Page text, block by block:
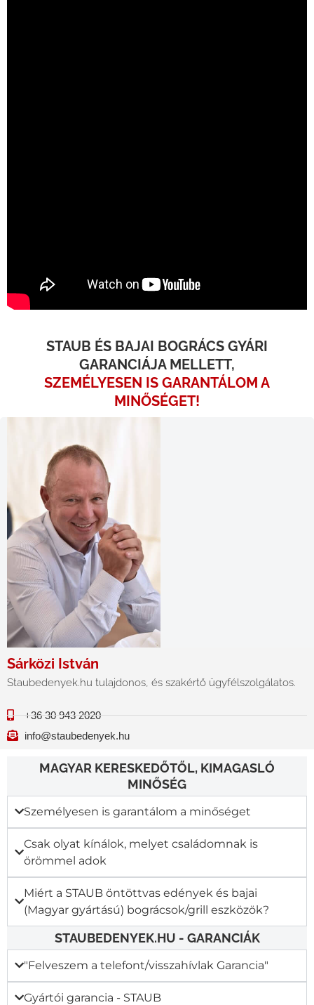
STAUB ÉS BAJAI BOGRÁCS GYÁRI
GARANCIÁJA MELLETT,
SZEMÉLYESEN IS GARANTÁLOM A
MINŐSÉGET!
Sárközi István
Staubedenyek.hu tulajdonos, és szakértő ügyfélszolgálatos.
+36 30 943 2020
info@staubedenyek.hu
MAGYAR KERESKEDŐTŐL, KIMAGASLÓ
MINŐSÉG
Személyesen is garantálom a minőséget
Csak olyat kínálok, melyet családomnak is
örömmel adok
Miért a STAUB öntöttvas edények és bajai
(Magyar gyártású) bográcsok/grill eszközök?
STAUBEDENYEK.HU - GARANCIÁK
"Felveszem a telefont/visszahívlak Garancia"​
Gyártói garancia - STAUB